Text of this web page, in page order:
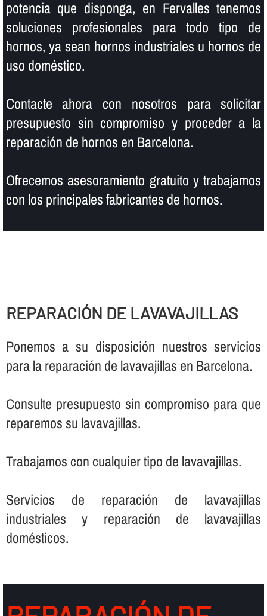
potencia que disponga, en Fervalles tenemos
soluciones profesionales para todo tipo de
hornos, ya sean hornos industriales u hornos de
uso doméstico.
Contacte ahora con nosotros para solicitar
presupuesto sin compromiso y proceder a la
reparación de hornos en Barcelona.
Ofrecemos asesoramiento gratuito y trabajamos
con los principales fabricantes de hornos.
REPARACIÓN DE LAVAVAJILLAS
Ponemos a su disposición nuestros servicios
para la reparación de lavavajillas en Barcelona.
Consulte presupuesto sin compromiso para que
reparemos su lavavajillas.
Trabajamos con cualquier tipo de lavavajillas.
Servicios de reparación de lavavajillas
industriales y reparación de lavavajillas
domésticos.